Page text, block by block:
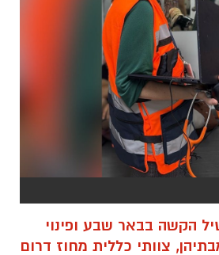
הקשה בבאר שבע ופינוי
צוותי כללית מחוז דרום
(שישי) במוקדי הפינוי
והקימו מערך חירום רפואי